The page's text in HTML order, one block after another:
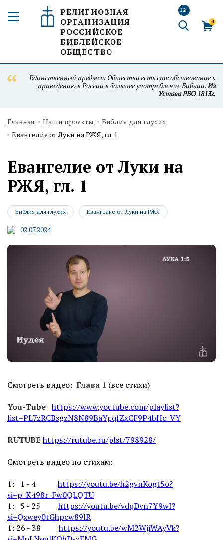
РЕЛИГИОЗНАЯ
ОРГАНИЗАЦИЯ
РОССИЙСКОЕ
БИБЛЕЙСКОЕ
ОБЩЕСТВО
12+
0
Единственный предмет Общества есть способствование к
приведению в России в большее употребление Библии.Из
Устава РБО 1813г.
Главная Наши проекты
Библия для глухих
Евангелие от Луки на РЖЯ, гл. 1
Евангелие от Луки на
РЖЯ, гл. 1
Библия для глухих Евангелие от Луки на РЖЯ
02.07.2024
Смотреть видео: Глава 1 (все стихи)
You-Tube https://www.youtube.com/playlist?
list=PL7zRCBsgzN8N89BaYpqfZxCF9P4bHc_VY
RUTUBE https://rutube.ru/plst/798928/
Смотреть видео по стихам:
1: 1 - 4
https://youtu.be/h2gvnKogt5o?
si=p_K498r_Fw0QLQTU
1: 5 - 25https://youtu.be/vdqDvn7Y9wI?
si=Qxwey0tGhpcw89lR
1: 26 - 38https://youtu.be/wM2WjiWAyVk?